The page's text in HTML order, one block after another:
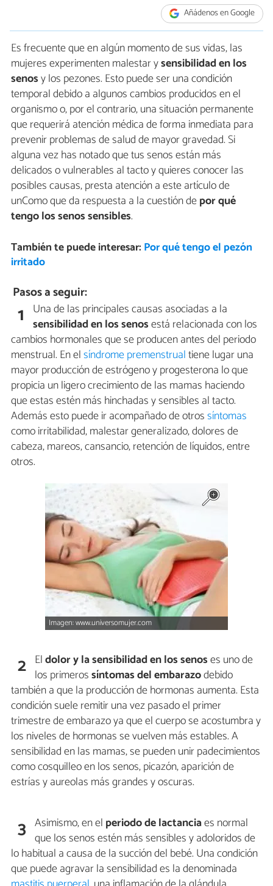
Añádenos en Google
Es frecuente que en algún momento de sus vidas, las
mujeres experimenten malestar ysensibilidad en los
senosy los pezones. Esto puede ser una condición
temporal debido a algunos cambios producidos en el
organismo o, por el contrario, una situación permanente
que requerirá atención médica de forma inmediata para
prevenir problemas de salud de mayor gravedad. Si
alguna vez has notado que tus senos están más
delicados o vulnerables al tacto y quieres conocer las
posibles causas, presta atención a este artículo de
unComo que da respuesta a la cuestión depor qué
tengo los senos sensibles.
También te puede interesar: Por qué tengo el pezón
irritado
Pasos a seguir:
1 Una de las principales causas asociadas a la
sensibilidad en los senosestá relacionada con los
cambios hormonales que se producen antes del periodo
menstrual. En elsíndrome premenstrualtiene lugar una
mayor producción de estrógeno y progesterona lo que
propicia un ligero crecimiento de las mamas haciendo
que estas estén más hinchadas y sensibles al tacto.
Además esto puede ir acompañado de otrossíntomas
como irritabilidad, malestar generalizado, dolores de
cabeza, mareos, cansancio, retención de líquidos, entre
otros.
Imagen: www.universomujer.com
2 Eldolor y la sensibilidad en los senoses uno de
los primerossíntomas del embarazodebido
también a que la producción de hormonas aumenta. Esta
condición suele remitir una vez pasado el primer
trimestre de embarazo ya que el cuerpo se acostumbra y
los niveles de hormonas se vuelven más estables. A
sensibilidad en las mamas, se pueden unir padecimientos
como cosquilleo en los senos, picazón, aparición de
estrías y aureolas más grandes y oscuras.
3 Asimismo, en el periodo de lactanciaes normal
que los senos estén más sensibles y adoloridos de
lo habitual a causa de la succión del bebé. Una condición
que puede agravar la sensibilidad es la denominada